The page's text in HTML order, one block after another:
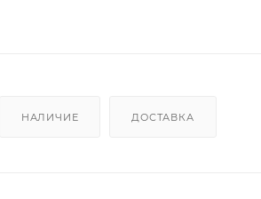
НАЛИЧИЕ ДОСТАВКА